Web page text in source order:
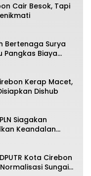
Cair Besok, Tapi
Bertenaga Surya
Pangkas Biaya
Kerap Macet,
Dishub
Siagakan
Keandalan
Kota Cirebon
Sungai